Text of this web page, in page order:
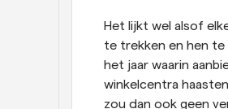
Het lijkt wel alsof
te trekken en hen
het jaar waarin
winkelcentra
zou dan ook geen